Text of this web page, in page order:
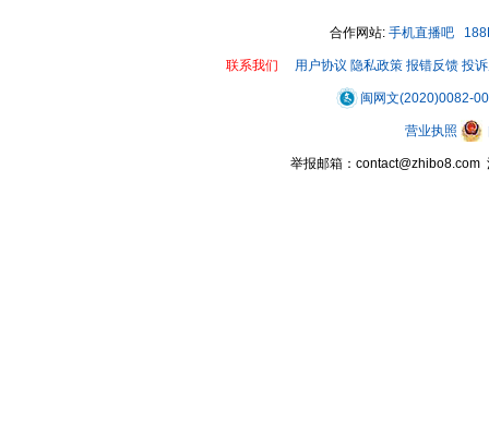
合作网站: 手机直播吧
联系我们 用户协议 隐私政策 报错反馈 投
闽网文(2020)0082-
营业执照
举报邮箱：